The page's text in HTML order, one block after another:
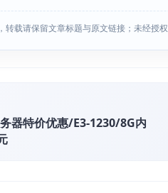
载请保留文章标题与原文链接；未经授
器特价优惠/E3-1230/8G内